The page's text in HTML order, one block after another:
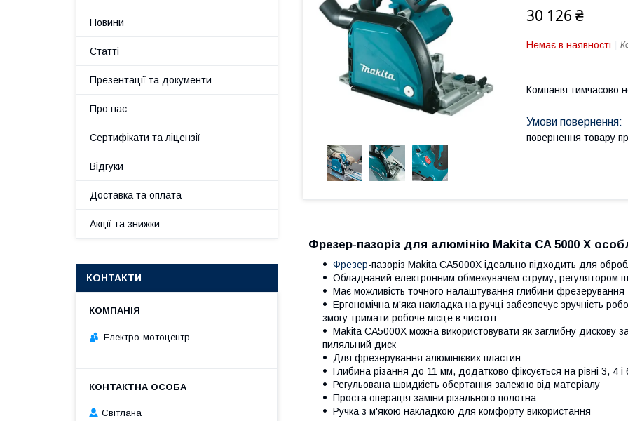
30 126 ₴
Немає в наявності
Компанія тимчасово
повернення товару
Фрезер-пазоріз для алюмінію Makita CA 5000 X
Фрезер-пазоріз Makita CA5000X ідеально підходить для
Обладнаний електронним обмежувачем струму, регулятором
Має можливість точного налаштування глибини фрезерування
Ергономічна м'яка накладка на ручці забезпечує зручність
змогу тримати робоче місце в чистоті
Makita CA5000X можна використовувати як заглибну дискову
пиляльний диск
Для фрезерування алюмінієвих пластин
Глибина різання до 11 мм, додатково фіксується на рівні 3, 4 і
Регульована швидкість обертання залежно від матеріалу
Проста операція заміни різального полотна
Ручка з м'якою накладкою для комфорту використання
Новини
Статті
Презентації та документи
Про нас
Сертифікати та ліцензії
Відгуки
Доставка та оплата
Акції та знижки
КОНТАКТИ
Електро-мотоцентр
Світлана